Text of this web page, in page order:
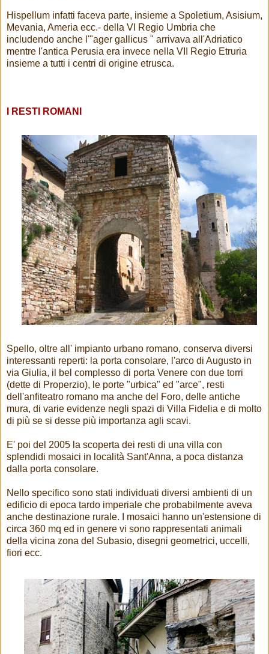
Hispellum infatti faceva parte, insieme a Spoletium, Asisium,
Mevania, Ameria ecc.- della VI Regio Umbria che
includendo anche l'"ager gallicus " arrivava all'Adriatico
mentre l'antica Perusia era invece nella VII Regio Etruria
insieme a tutti i centri di origine etrusca.
I RESTI ROMANI
Spello, oltre all' impianto urbano romano, conserva diversi
interessanti reperti: la porta consolare, l'arco di Augusto in
via Giulia, il bel complesso di porta Venere con due torri
(dette di Properzio), le porte "urbica" ed "arce", resti
dell'anfiteatro romano ma anche del Foro, delle antiche
mura, di varie evidenze negli spazi di Villa Fidelia e di molto
di più se si desse più importanza agli scavi.
E' poi del 2005 la scoperta dei resti di una villa con
splendidi mosaici in località Sant'Anna, a poca distanza
dalla porta consolare.
Nello specifico sono stati individuati diversi ambienti di un
edificio di epoca tardo imperiale che probabilmente aveva
anche destinazione rurale. I mosaici hanno un'estensione di
circa 360 mq ed in genere vi sono rappresentati animali
della vicina zona del Subasio, disegni geometrici, uccelli,
fiori ecc.